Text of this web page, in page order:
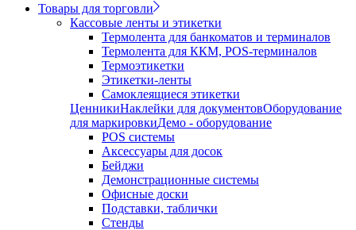
Товары для торговли
Кассовые ленты и этикетки
Термолента для банкоматов и терминалов
Термолента для ККМ, POS-терминалов
Термоэтикетки
Этикетки-ленты
Самоклеящиеся этикетки
ЦенникиНаклейки для документовОборудование
для маркировкиДемо - оборудование
POS системы
Аксессуары для досок
Бейджи
Демонстрационные системы
Офисные доски
Подставки, таблички
Стенды